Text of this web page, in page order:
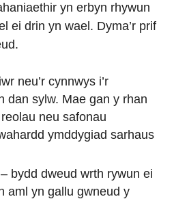
yn erbyn rhywun
ei drin yn wael. Dyma’r prif
neu’r cynnwys i’r
dan sylw. Mae gan y rhan
neu safonau
ymddygiad sarhaus
bydd dweud wrth rywun ei
aml yn gallu gwneud y